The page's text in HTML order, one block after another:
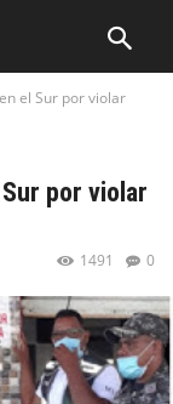
el Sur por violar
por violar
0
1491